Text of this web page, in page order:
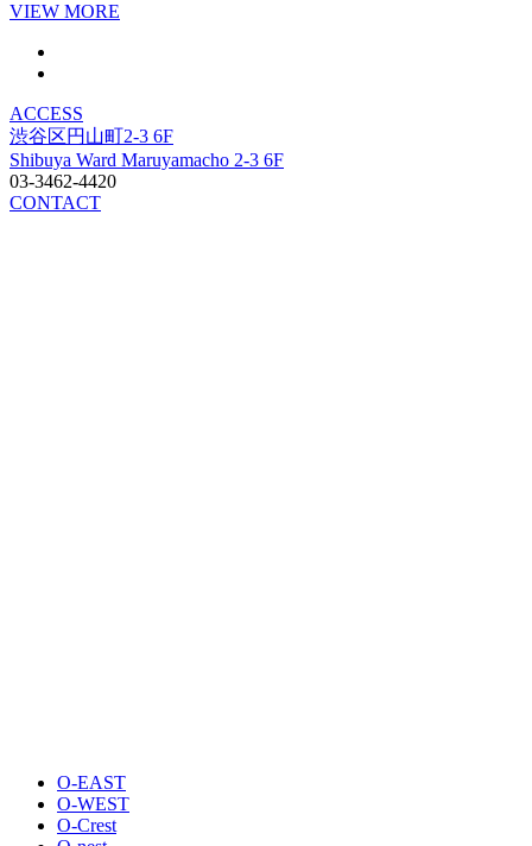
VIEW MORE
ACCESS
渋谷区円山町2-3 6F
Shibuya Ward Maruyamacho 2-3 6F
03-3462-4420
CONTACT
O-EAST
O-WEST
O-Crest